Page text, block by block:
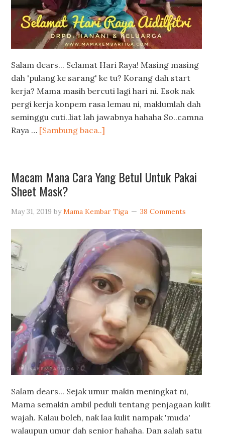
Salam dears... Selamat Hari Raya! Masing masing
dah 'pulang ke sarang' ke tu? Korang dah start
kerja? Mama masih bercuti lagi hari ni. Esok nak
pergi kerja konpem rasa lemau ni, maklumlah dah
seminggu cuti..liat lah jawabnya hahaha So..camna
Raya … [Sambung baca..]
Macam Mana Cara Yang Betul Untuk Pakai
Sheet Mask?
May 31, 2019 byMama Kembar Tiga 38 Comments
Salam dears... Sejak umur makin meningkat ni,
Mama semakin ambil peduli tentang penjagaan kulit
wajah. Kalau boleh, nak laa kulit nampak 'muda'
walaupun umur dah senior hahaha. Dan salah satu